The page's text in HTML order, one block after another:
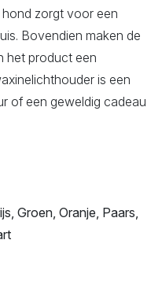
zorgt voor een
Bovendien maken de
het product een
is een
of een geweldig cadeau
Groen, Oranje, Paars,